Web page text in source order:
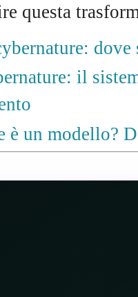
questa
dove
il
è un modello?